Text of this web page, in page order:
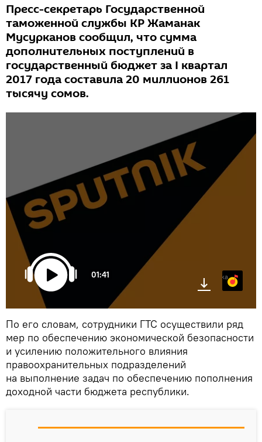
Пресс-секретарь Государственной
таможенной службы КР Жаманак
Мусурканов сообщил, что сумма
дополнительных поступлений в
государственный бюджет за I квартал
2017 года составила 20 миллионов 261
тысячу сомов.
01:41 Яндекс.Музыка
По его словам, сотрудники ГТС осуществили ряд
мер по обеспечению экономической безопасности
и усилению положительного влияния
правоохранительных подразделений
на выполнение задач по обеспечению пополнения
доходной части бюджета республики.